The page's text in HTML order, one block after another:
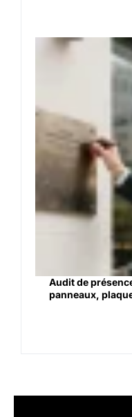
Audit de
panneaux,